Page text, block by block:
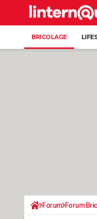
BRICOLAGE
Forum Forum